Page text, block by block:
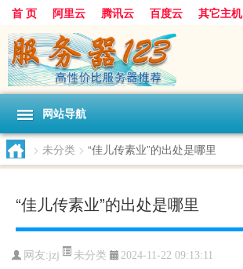
首 页 阿里云 腾讯云 百度云 其它主机
网站导航
> 未分类 > “佳儿传素业”的出处是哪里
“佳儿传素业”的出处是哪里
网友:jzj 未分类 2024-11-22 09:13:11